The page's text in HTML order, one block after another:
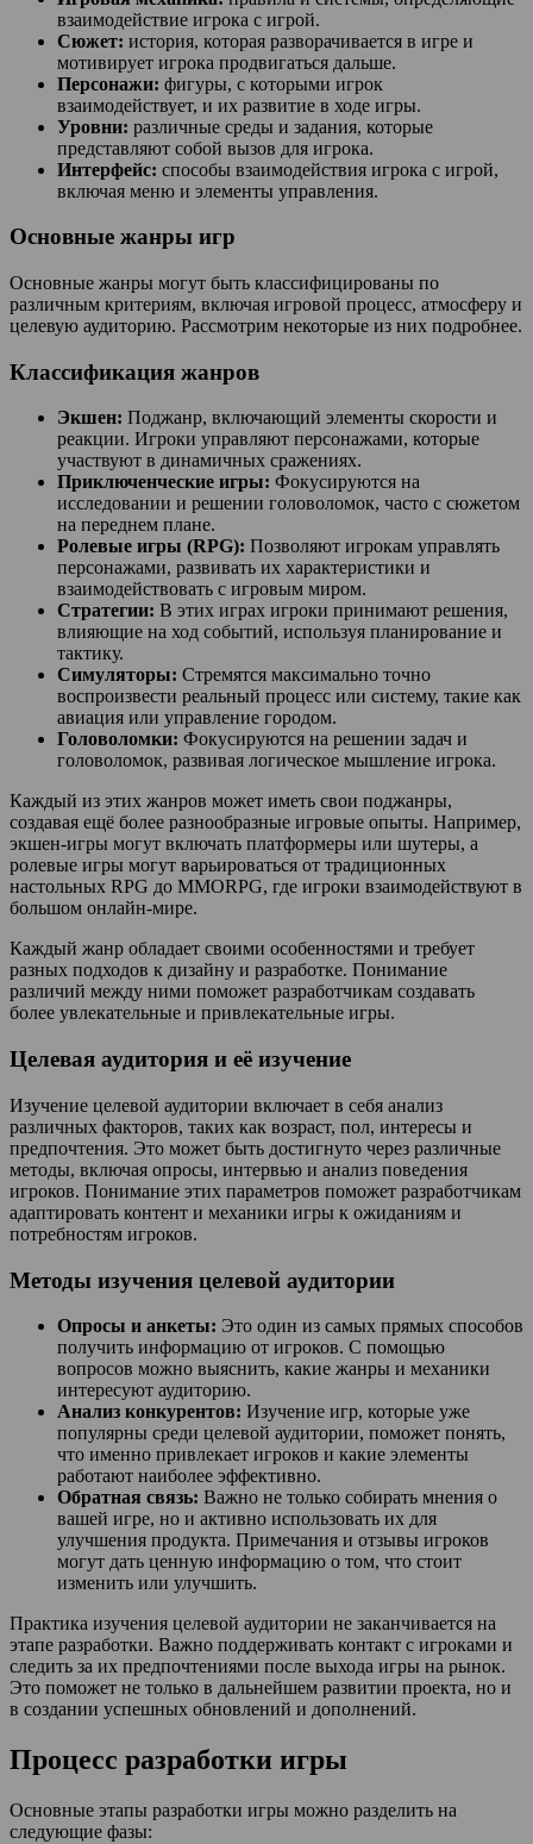
взаимодействие игрока с игрой.
Сюжет: история, которая разворачивается в игре и
мотивирует игрока продвигаться дальше.
Персонажи: фигуры, с которыми игрок
взаимодействует, и их развитие в ходе игры.
Уровни: различные среды и задания, которые
представляют собой вызов для игрока.
Интерфейс: способы взаимодействия игрока с игрой,
включая меню и элементы управления.
Основные жанры игр
Основные жанры могут быть классифицированы по
различным критериям, включая игровой процесс, атмосферу и
целевую аудиторию. Рассмотрим некоторые из них подробнее.
Классификация жанров
Экшен: Поджанр, включающий элементы скорости и
реакции. Игроки управляют персонажами, которые
участвуют в динамичных сражениях.
Приключенческие игры: Фокусируются на
исследовании и решении головоломок, часто с сюжетом
на переднем плане.
Ролевые игры (RPG): Позволяют игрокам управлять
персонажами, развивать их характеристики и
взаимодействовать с игровым миром.
Стратегии: В этих играх игроки принимают решения,
влияющие на ход событий, используя планирование и
тактику.
Симуляторы: Стремятся максимально точно
воспроизвести реальный процесс или систему, такие как
авиация или управление городом.
Головоломки: Фокусируются на решении задач и
головоломок, развивая логическое мышление игрока.
Каждый из этих жанров может иметь свои поджанры,
создавая ещё более разнообразные игровые опыты. Например,
экшен-игры могут включать платформеры или шутеры, а
ролевые игры могут варьироваться от традиционных
настольных RPG до MMORPG, где игроки взаимодействуют в
большом онлайн-мире.
Каждый жанр обладает своими особенностями и требует
разных подходов к дизайну и разработке. Понимание
различий между ними поможет разработчикам создавать
более увлекательные и привлекательные игры.
Целевая аудитория и её изучение
Изучение целевой аудитории включает в себя анализ
различных факторов, таких как возраст, пол, интересы и
предпочтения. Это может быть достигнуто через различные
методы, включая опросы, интервью и анализ поведения
игроков. Понимание этих параметров поможет разработчикам
адаптировать контент и механики игры к ожиданиям и
потребностям игроков.
Методы изучения целевой аудитории
Опросы и анкеты: Это один из самых прямых способов
получить информацию от игроков. С помощью
вопросов можно выяснить, какие жанры и механики
интересуют аудиторию.
Анализ конкурентов: Изучение игр, которые уже
популярны среди целевой аудитории, поможет понять,
что именно привлекает игроков и какие элементы
работают наиболее эффективно.
Обратная связь: Важно не только собирать мнения о
вашей игре, но и активно использовать их для
улучшения продукта. Примечания и отзывы игроков
могут дать ценную информацию о том, что стоит
изменить или улучшить.
Практика изучения целевой аудитории не заканчивается на
этапе разработки. Важно поддерживать контакт с игроками и
следить за их предпочтениями после выхода игры на рынок.
Это поможет не только в дальнейшем развитии проекта, но и
в создании успешных обновлений и дополнений.
Процесс разработки игры
Основные этапы разработки игры можно разделить на
следующие фазы: